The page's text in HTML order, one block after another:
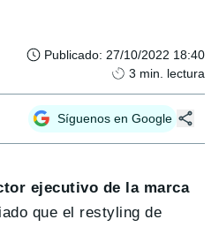
Publicado: 27/10/2022 18:40
3 min. lectura
Síguenos en Google
ejecutivo de la marca
que el restyling de